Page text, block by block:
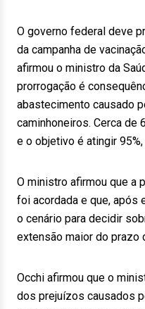
O governo federal deve
da campanha de
afirmou o ministro da
prorrogação é
abastecimento causado
caminhoneiros. Cerca de
e o objetivo é atingir
O ministro afirmou que a
foi acordada e que, após
o cenário para decidir
extensão maior do prazo
Occhi afirmou que o
dos prejuízos causados